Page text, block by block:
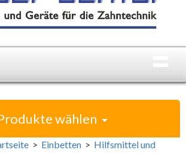
wählen
> Einbetten > Hilfsmittel und